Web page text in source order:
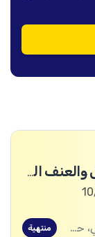
عاملة حالة (حماية الطفل والعنف القائم على النوع الاجتماعي).
عين العرب/كوباني، حلب, العريشة، الحسكة, مركدة، الحسكة منتهية